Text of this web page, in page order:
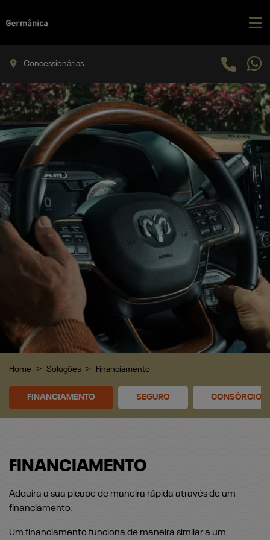
Concessionárias
Home Soluções Financiamento
FINANCIAMENTO SEGURO CONSÓRCIO
FINANCIAMENTO
Adquira a sua picape de maneira rápida através de um
financiamento.
Um financiamento funciona de maneira similar a um